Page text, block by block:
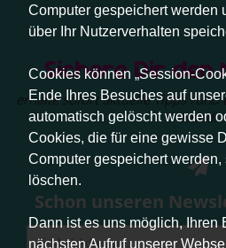
Computer gespeichert werden
über Ihr Nutzerverhalten
Cookies können „Session-
Ende Ihres Besuches auf
automatisch gelöscht werden
Cookies, die für eine gewisse
Computer gespeichert
löschen.
Dann ist es uns möglich, Ihren
nächsten Aufruf unserer
Sichere Dir
erhalte sofort aktuelle Tipps rund
Hund.
Schon unseren